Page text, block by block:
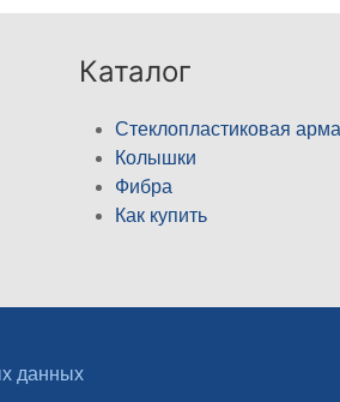
Каталог
Стеклопластиковая
Колышки
Фибра
Как купить
данных